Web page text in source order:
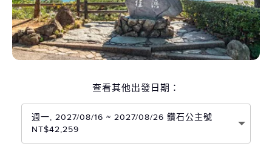
查看其他出發日期：
週一, 2027/08/16 ~ 2027/08/26 鑽石公主號
NT$42,259